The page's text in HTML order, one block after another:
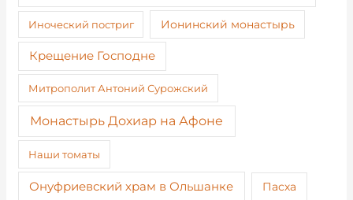
Иноческий постриг Ионинский монастырь
Крещение Господне
Митрополит Антоний Сурожский
Монастырь Дохиар на Афоне
Наши томаты
Онуфриевский храм в Ольшанке Пасха